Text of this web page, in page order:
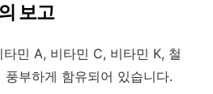
보고
민 A, 비타민 C, 비타민 K, 철
부하게 함유되어 있습니다.